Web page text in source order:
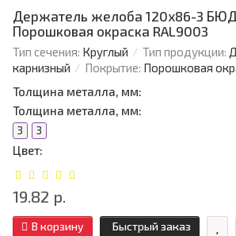
Держатель желоба 120х86-3
Порошковая окраска RAL9003
Тип сечения: Круглый Тип продукции:
карнизный
Покрытие: Порошковая
Толщина металла, мм:
Толщина металла, мм:
3 3
Цвет:
19.82 р.
В корзину Быстрый заказ